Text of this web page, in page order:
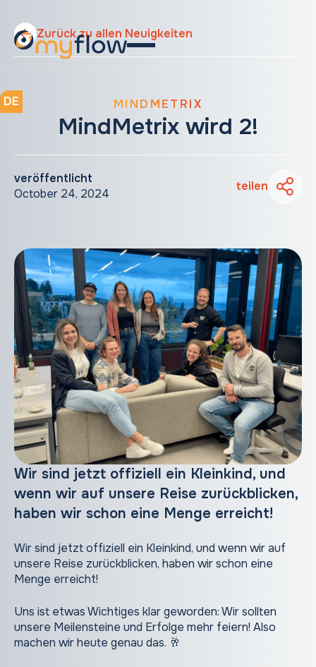
DE
Zurück zu allen Neuigkeiten
MINDMETRIX
MindMetrix wird 2!
veröffentlicht
October 24, 2024
teilen
Wir sind jetzt offiziell ein Kleinkind, und
wenn wir auf unsere Reise zurückblicken,
haben wir schon eine Menge erreicht!
Wir sind jetzt offiziell ein Kleinkind, und wenn wir auf
unsere Reise zurückblicken, haben wir schon eine
Menge erreicht!
Uns ist etwas Wichtiges klar geworden: Wir sollten
unsere Meilensteine und Erfolge mehr feiern! Also
machen wir heute genau das. 🥂